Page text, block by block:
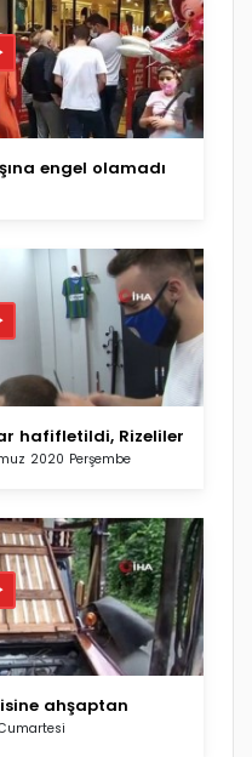
engel olamadı
hafifletildi, Rizeliler
2020 Perşembe
ahşaptan